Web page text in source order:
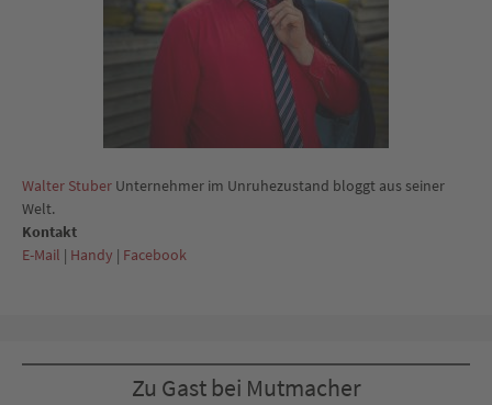
Walter Stuber Unternehmer im Unruhezustand bloggt aus seiner
Welt.
Kontakt
E-Mail | Handy | Facebook
Zu Gast bei Mutmacher